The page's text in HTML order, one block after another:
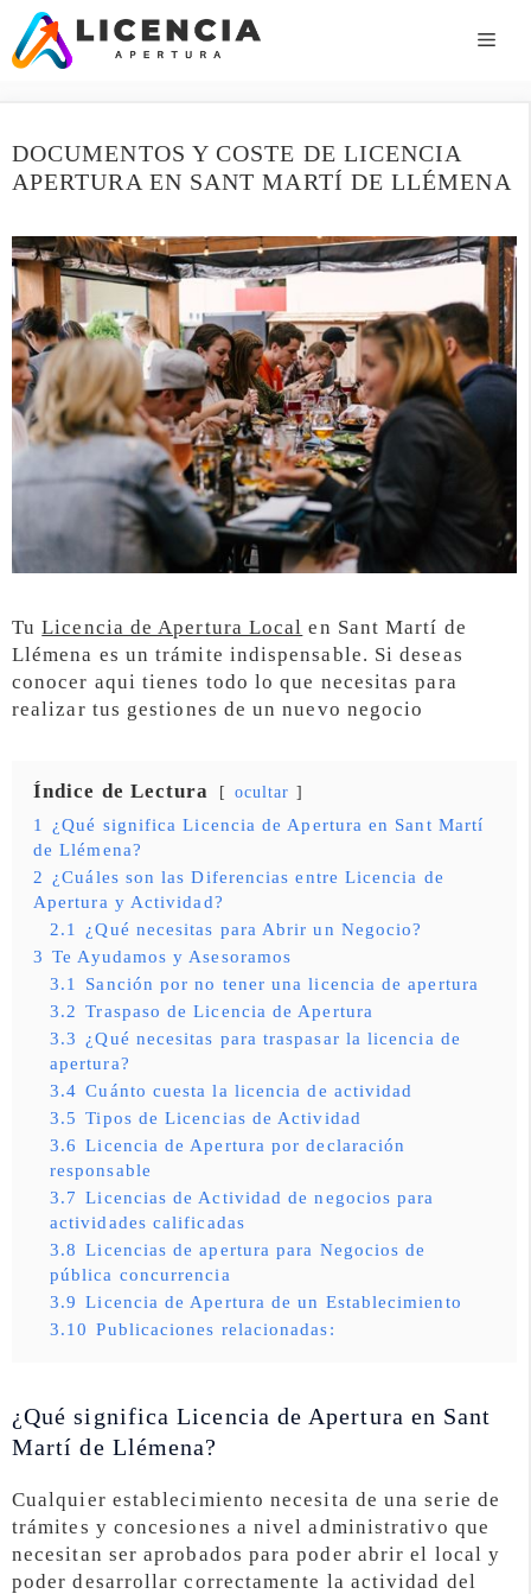
Saltar
contenido
DOCUMENTOS Y COSTE DE LICENCIA
APERTURA EN SANT MARTÍ DE LLÉMENA
TuLicencia de Apertura Local en Sant Martí de
Llémena es un trámite indispensable. Si deseas
conocer aqui tienes todo lo que necesitas para
realizar tus gestiones de un nuevo negocio
Índice de Lectura ocultar
1
¿Qué significa Licencia de Apertura en Sant Martí
de Llémena?
2 ¿Cuáles son las Diferencias entre Licencia de
Apertura y Actividad?
2.1
¿Qué necesitas para Abrir un Negocio?
3 Te Ayudamos y Asesoramos
3.1
Sanción por no tener una licencia de apertura
3.2 Traspaso de Licencia de Apertura
3.3 ¿Qué necesitas para traspasar la licencia de
apertura?
3.4 Cuánto cuesta la licencia de actividad
3.5 Tipos de Licencias de Actividad
3.6 Licencia de Apertura por declaración
responsable
3.7 Licencias de Actividad de negocios para
actividades calificadas
3.8 Licencias de apertura para Negocios de
pública concurrencia
3.9 Licencia de Apertura de un Establecimiento
3.10 Publicaciones relacionadas:
¿Qué significa Licencia de Apertura en Sant
Martí de Llémena?
Cualquier establecimiento necesita de una serie de
trámites y concesiones a nivel administrativo que
necesitan ser aprobados para poder abrir el local y
poder desarrollar correctamente la actividad del